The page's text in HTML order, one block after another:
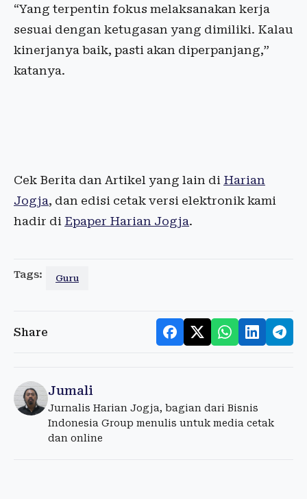
“Yang terpentin fokus melaksanakan kerja
sesuai dengan ketugasan yang dimiliki. Kalau
kinerjanya baik, pasti akan diperpanjang,”
katanya.
Cek Berita dan Artikel yang lain di Harian
Jogja, dan edisi cetak versi elektronik kami
hadir di Epaper Harian Jogja.
Tags: Guru
Share
Jumali
Jurnalis Harian Jogja, bagian dari Bisnis
Indonesia Group menulis untuk media cetak
dan online